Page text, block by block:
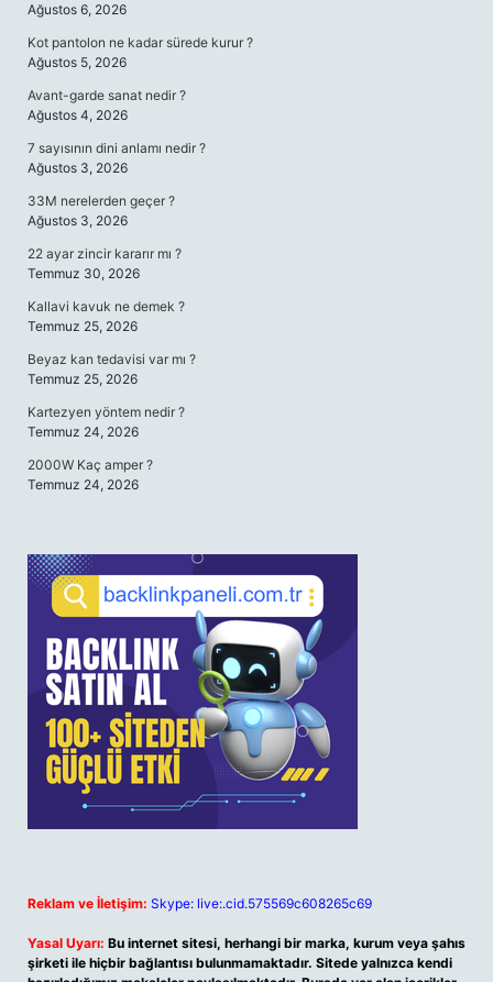
Ağustos 6, 2026
Kot pantolon ne kadar sürede kurur ?
Ağustos 5, 2026
Avant-garde sanat nedir ?
Ağustos 4, 2026
7 sayısının dini anlamı nedir ?
Ağustos 3, 2026
33M nerelerden geçer ?
Ağustos 3, 2026
22 ayar zincir kararır mı ?
Temmuz 30, 2026
Kallavi kavuk ne demek ?
Temmuz 25, 2026
Beyaz kan tedavisi var mı ?
Temmuz 25, 2026
Kartezyen yöntem nedir ?
Temmuz 24, 2026
2000W Kaç amper ?
Temmuz 24, 2026
Reklam ve İletişim: Skype: live:.cid.575569c608265c69
Yasal Uyarı: Bu internet sitesi, herhangi bir marka, kurum veya şahıs
şirketi ile hiçbir bağlantısı bulunmamaktadır. Sitede yalnızca kendi